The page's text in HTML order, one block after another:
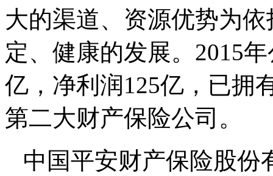
大的渠道、资源优势为
定、健康的发展。2015
亿，净利润125亿，已拥
第二大财产保险公司。
中国平安财产保险股份